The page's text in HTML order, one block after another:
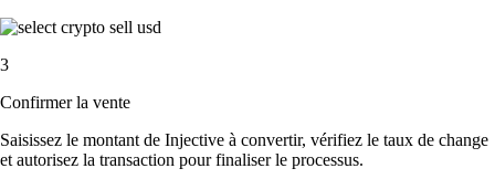
3
Confirmer la vente
Saisissez le montant de Injective à convertir, vérifiez le taux de change
et autorisez la transaction pour finaliser le processus.